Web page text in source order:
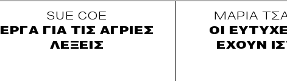
Sue Coe
Εργα για τις Αγριες
Λεξεις
Μαρια
Οι
εχουν